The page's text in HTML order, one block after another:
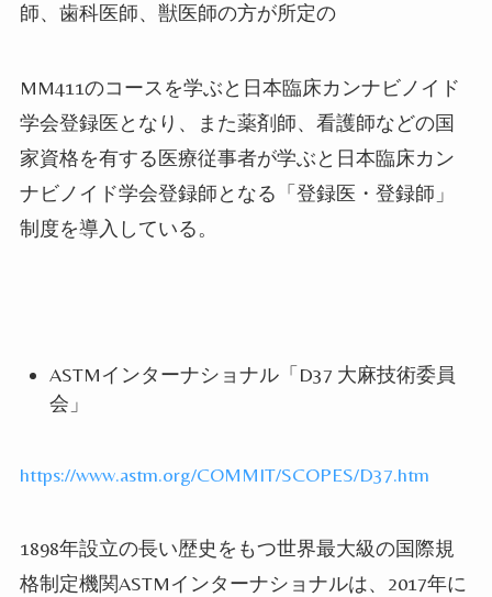
師、歯科医師、獣医師の方が所定の
MM411のコースを学ぶと日本臨床カンナビノイド
学会登録医となり、また薬剤師、看護師などの国
家資格を有する医療従事者が学ぶと日本臨床カン
ナビノイド学会登録師となる「登録医・登録師」
制度を導入している。
ASTMインターナショナル「D37 大麻技術委員
会」
https://www.astm.org/COMMIT/SCOPES/D37.htm
1898年設立の長い歴史をもつ世界最大級の国際規
格制定機関ASTMインターナショナルは、 2017年に